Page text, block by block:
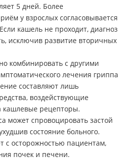
5 дней. Более
у взрослых согласовывается
кашель не проходит, диагноз
исключив развитие вторичных
комбинировать с другими
лечения гриппа
составляют лишь
воздействующие
кашлевые рецепторы.
может спровоцировать застой
состояние больного.
с осторожностью пациентам,
почек и печени.